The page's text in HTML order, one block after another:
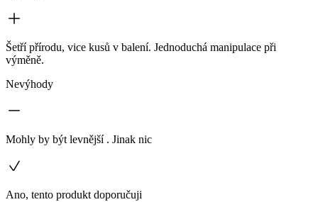
Šetří přírodu, vice kusů v balení. Jednoduchá manipulace při
výměně.
Nevýhody
Mohly by být levnější . Jinak nic
Ano, tento produkt doporučuji